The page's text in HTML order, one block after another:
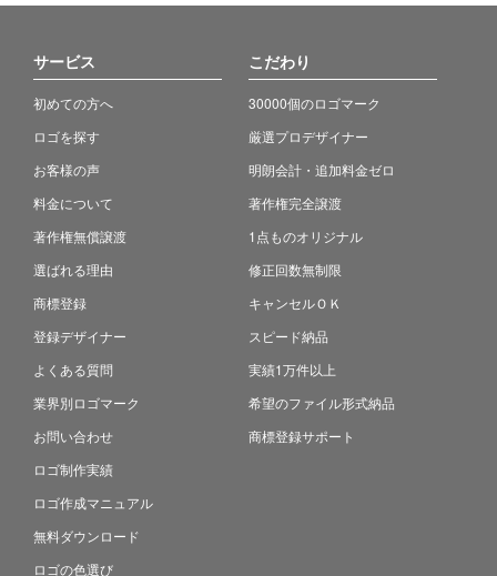
サービス
初めての方へ
ロゴを探す
お客様の声
料金について
著作権無償譲渡
選ばれる理由
商標登録
登録デザイナー
よくある質問
業界別ロゴマーク
お問い合わせ
ロゴ制作実績
ロゴ作成マニュアル
無料ダウンロード
ロゴの色選び
こだわり
30000個のロゴマーク
厳選プロデザイナー
明朗会計・追加料金ゼロ
著作権完全譲渡
1点ものオリジナル
修正回数無制限
キャンセルＯＫ
スピード納品
実績1万件以上
希望のファイル形式納品
商標登録サポート